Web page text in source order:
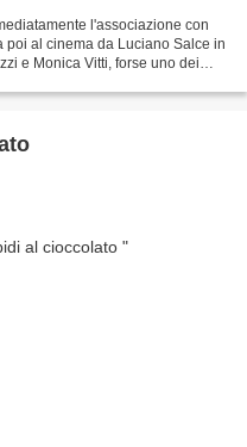
l'associazione con
poi al cinema da Luciano Salce in
e Monica Vitti, forse uno dei